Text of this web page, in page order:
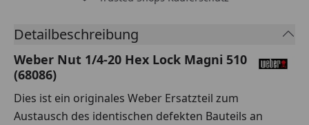
Detailbeschreibung
Weber Nut 1/4-20 Hex Lock Magni 510
(68086)
Dies ist ein originales Weber Ersatzteil zum
Austausch des identischen defekten Bauteils an